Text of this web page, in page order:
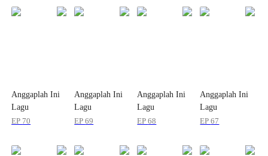
Anggaplah Ini
Lagu
Perpisahan Kita
EP 70
Anggaplah Ini
Lagu
Perpisahan Kita
EP69
Anggaplah Ini
Lagu
Perpisahan Kita
EP68
Anggaplah Ini
Lagu
Perpisahan Kita
EP67